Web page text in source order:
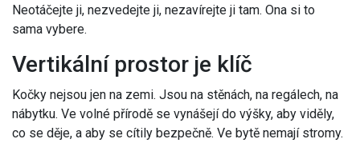
Neotáčejte ji, nezvedejte ji, nezavírejte ji tam. Ona si to
sama vybere.
Vertikální prostor je klíč
Kočky nejsou jen na zemi. Jsou na stěnách, na regálech, na
nábytku. Ve volné přírodě se vynášejí do výšky, aby viděly,
co se děje, a aby se cítily bezpečně. Ve bytě nemají stromy.